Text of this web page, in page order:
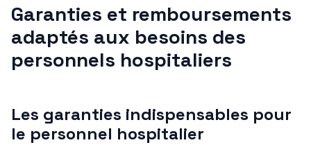
Garanties et remboursements
adaptés aux besoins des
personnels hospitaliers
Les garanties indispensables pour
le personnel hospitalier